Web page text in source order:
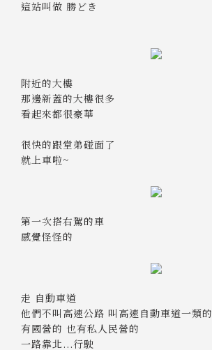
這站叫做 勝どき
附近的大樓
那邊新蓋的大樓很多
看起來都很豪華
很快的跟堂弟碰面了
就上車啦~
第一次搭右駕的車
感覺怪怪的
走 自動車道
他們不叫高速公路 叫高速自動車道一類的
有國營的 也有私人民營的
一路靠北...行駛